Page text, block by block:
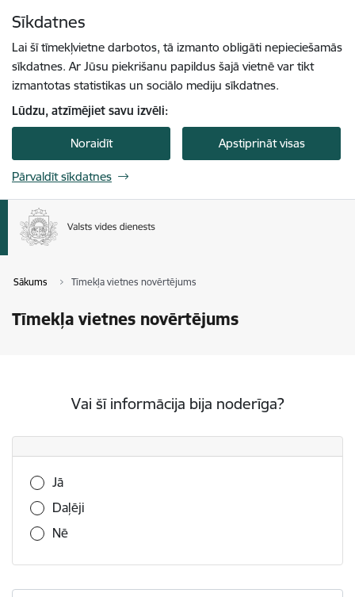
Sīkdatnes
Lai šī tīmekļvietne darbotos, tā izmanto obligāti nepieciešamās
sīkdatnes. Ar Jūsu piekrišanu papildus šajā vietnē var tikt
izmantotas statistikas un sociālo mediju sīkdatnes.
Lūdzu, atzīmējiet savu izvēli:
Noraidīt Apstiprināt visas
Pārvaldīt sīkdatnes
Sākums Tīmekļa vietnes novērtējums
Tīmekļa vietnes novērtējums
Vai šī informācija bija noderīga?
Vai šī informācija bija noderīga?
Jā
Daļēji
Nē